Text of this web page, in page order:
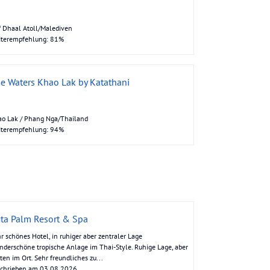
Entspannter Inselarchipel mit
Flussdelfinen und Kajakmöglichkeiten.
Highlights COPE Visitor Centre (Vientiane):
Bewegende Ausstellung über die Folgen
erreichbar per Boot von Luang Prabang.
Phu Salao & Golden Buddha (Pakse):
Dhaal Atoll/Malediven
81%
Waters Khao Lak by Katathani
Lak / Phang Nga/Thailand
94%
Palm Resort & Spa
schönes Hotel, in ruhiger aber zentraler Lage
tropische Anlage im Thai-Style. Ruhige Lage, aber
im Ort. Sehr freundliches zu...